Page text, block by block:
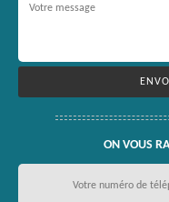
ON VOUS